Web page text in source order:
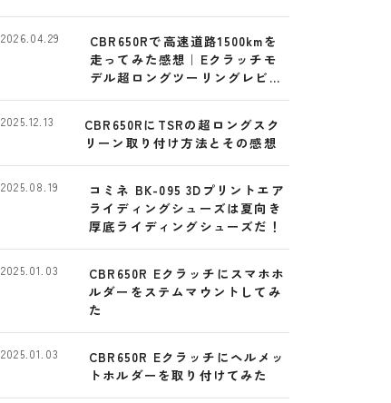
CBR650Rで高速道路1500kmを
走ってみた感想｜Eクラッチモ
デル超ロングツーリングレビュ
ー
2026.04.29
CBR650RにTSRの超ロングスク
リーン取り付け方法とその感想
2025.12.13
コミネ BK-095 3Dプリントエア
ライディングシューズは夏向き
厚底ライディングシューズだ！
2025.08.19
CBR650R Eクラッチにスマホホ
ルダーをステムマウントしてみ
た
2025.01.03
CBR650R Eクラッチにヘルメッ
トホルダーを取り付けてみた
2025.01.03